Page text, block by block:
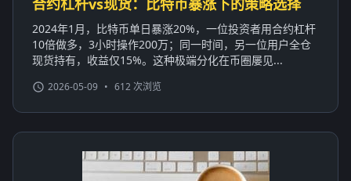
合约杠杆vs现货：比特币暴涨下的策略选择
2024年1月，比特币单日暴涨20%，一位投资者用合约杠杆
10倍做多，3小时操作200万；同一时间，另一位用户全仓
现货持有，收益仅15%。这种极端分化在币圈屡见...
2026-05-09 • 612 次浏览